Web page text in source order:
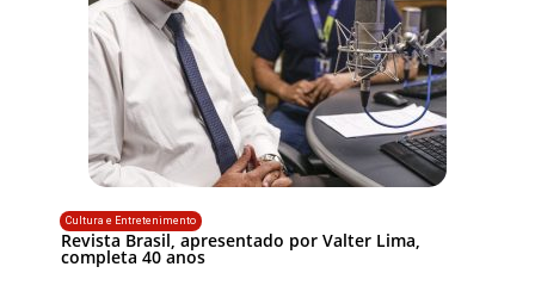
Cultura e Entretenimento
Revista Brasil, apresentado por Valter Lima,
completa 40 anos